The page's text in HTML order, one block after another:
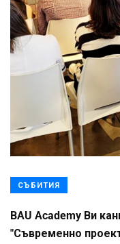
СЪБИТИЯ
BAU Academy Ви
"Съвременно